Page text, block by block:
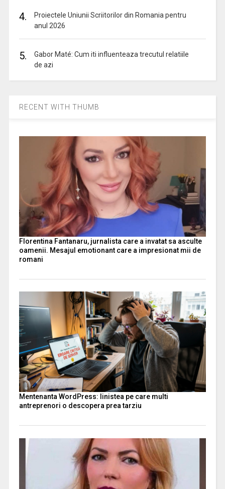
4.
Proiectele Uniunii Scriitorilor din Romania pentru
anul 2026
5.
Gabor Maté: Cum iti influenteaza trecutul relatiile
de azi
RECENT WITH THUMB
Florentina Fantanaru, jurnalista care a invatat sa asculte
oamenii. Mesajul emotionant care a impresionat mii de
romani
Mentenanta WordPress: linistea pe care multi
antreprenori o descopera prea tarziu